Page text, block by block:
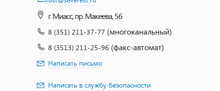
г. Миасс, пр. Макеева, 56
8 (351) 211-37-77 (многоканальный)
8 (3513) 211-25-96 (факс-автомат)
Написать письмо
Написать в службу безопасности